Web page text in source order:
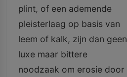
plint, of een ademende
pleisterlaag op basis van
leem of kalk, zijn dan geen
luxe maar bittere
noodzaak om erosie door